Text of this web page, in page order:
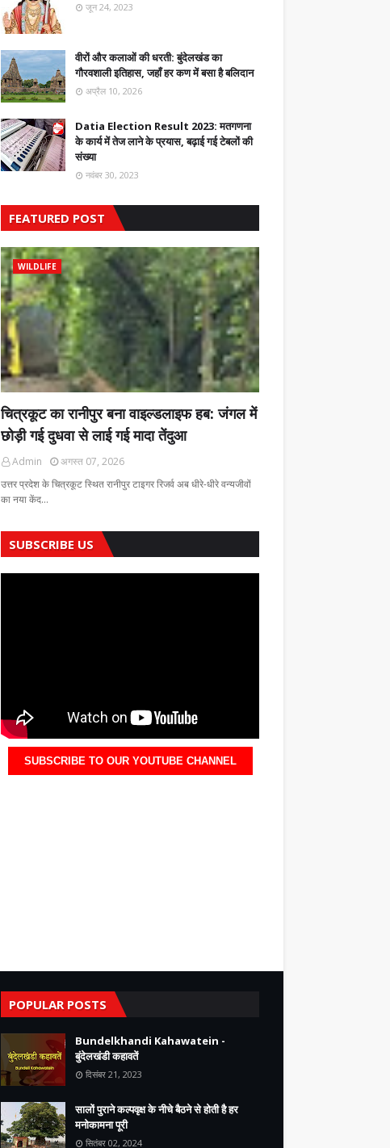
जून 24, 2023
वीरों और कलाओं की धरती: बुंदेलखंड का
गौरवशाली इतिहास, जहाँ हर कण में बसा है बलिदान
अप्रैल 10, 2026
Datia Election Result 2023: मतगणना
के कार्य में तेज लाने के प्रयास, बढ़ाई गई टेबलों की
संख्या
नवंबर 30, 2023
FEATURED POST
WILDLIFE
चित्रकूट का रानीपुर बना वाइल्डलाइफ हब: जंगल में
छोड़ी गई दुधवा से लाई गई मादा तेंदुआ
Admin
अगस्त 07, 2026
उत्तर प्रदेश के चित्रकूट स्थित रानीपुर टाइगर रिजर्व अब धीरे-धीरे वन्यजीवों
का नया केंद…
SUBSCRIBE US
SUBSCRIBE TO OUR YOUTUBE CHANNEL
POPULAR POSTS
Bundelkhandi Kahawatein -
बुंदेलखंडी कहावतें
दिसंबर 21, 2023
सालों पुराने कल्पवृक्ष के नीचे बैठने से होती है हर
मनोकामना पूरी
सितंबर 02, 2024